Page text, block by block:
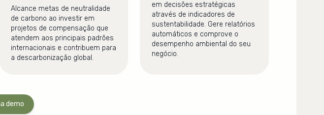
Alcance metas de neutralidade
de carbono ao investir em
projetos de compensação que
atendem aos principais padrões
internacionais e contribuem para
a descarbonização global.
em decisões estratégicas
através de indicadores de
sustentabilidade. Gere relatórios
automáticos e comprove o
desempenho ambiental do seu
negócio.
demo